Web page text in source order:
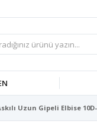
Uzun Gipeli Elbise 10D-